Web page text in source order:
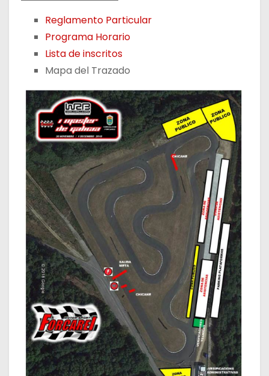
Reglamento Particular
Programa Horario
Lista de inscritos
Mapa del Trazado